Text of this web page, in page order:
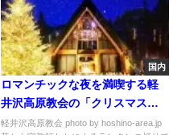
国内
ロマンチックな夜を満喫する軽
井沢高原教会の「クリスマスキ
ャンドルナイト」
軽井沢高原教会 photo by hoshino-area.jp